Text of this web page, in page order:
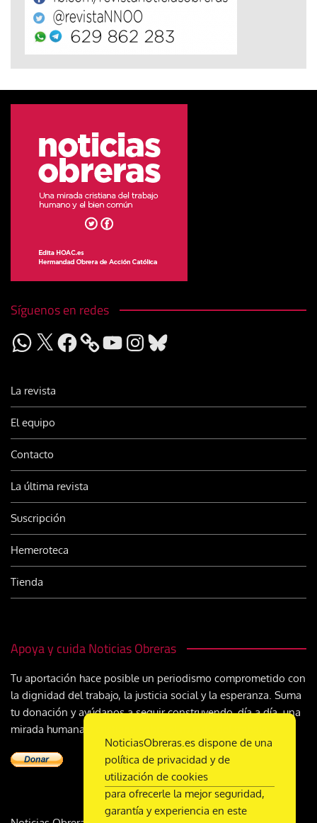
Síguenos en redes
WhatsApp
X Facebook YouTubeInstagram
Bluesky
La revista
El equipo
Contacto
La última revista
Suscripción
Hemeroteca
Tienda
Apoya y cuida Noticias Obreras
Tu aportación hace posible un periodismo comprometido con
la dignidad del trabajo, la justicia social y la esperanza. Suma
tu donación y ayúdanos a seguir construyendo, día a día, una
mirada humana y cristiana sobre el mundo del trabajo
NoticiasObreras.es dispone de una
política de privacidad y de
utilización de cookies
para ofrecerle la mejor seguridad,
garantía y experiencia en este